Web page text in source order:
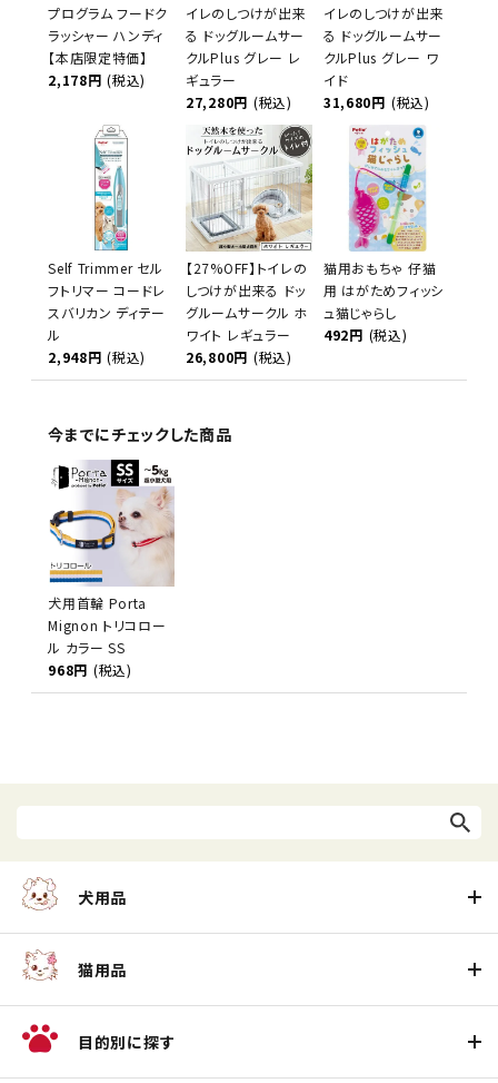
プログラム フードク
ラッシャー ハンディ
【本店限定特価】
2,178円 (税込)
イレのしつけが出来
る ドッグルームサー
クルPlus グレー レ
ギュラー
27,280円 (税込)
イレのしつけが出来
る ドッグルームサー
クルPlus グレー ワ
イド
31,680円 (税込)
Self Trimmer セル
フトリマー コードレ
スバリカン ディテー
ル
2,948円 (税込)
【27%OFF】トイレの
しつけが出来る ドッ
グルームサークル ホ
ワイト レギュラー
26,800円 (税込)
猫用おもちゃ 仔猫
用 はがためフィッシ
ュ猫じゃらし
492円 (税込)
今までにチェックした商品
犬用首輪 Porta
Mignon トリコロー
ル カラー SS
968円 (税込)
犬用品
猫用品
目的別に探す